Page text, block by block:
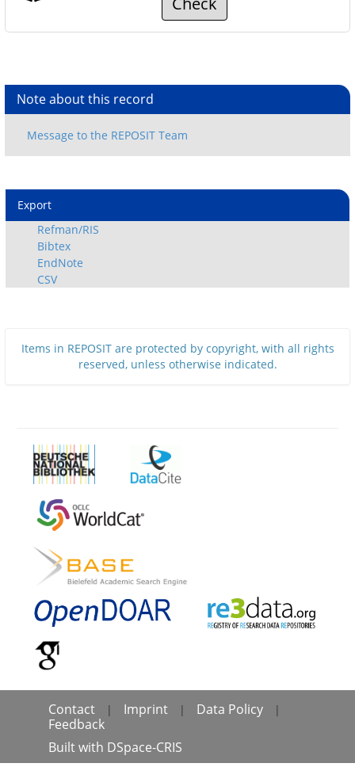
Note about this record
Export
Refman/RIS
Bibtex
EndNote
CSV
Items in REPOSIT are protected by copyright, with all rights
reserved, unless otherwise indicated.
Contact | Imprint | Data Policy |
Feedback
Built with DSpace-CRIS